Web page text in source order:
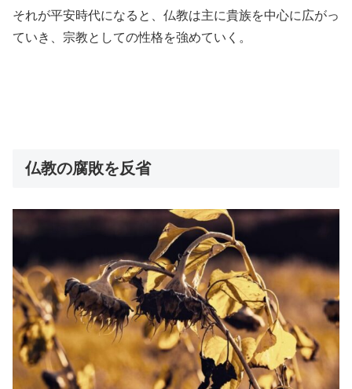
それが平安時代になると、仏教は主に貴族を中心に広がっ
ていき、宗教としての性格を強めていく。
仏教の腐敗を反省